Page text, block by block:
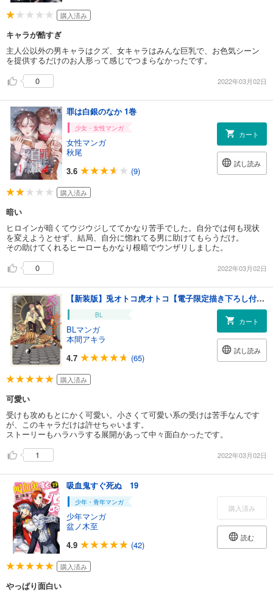
購入済み
キャラが酷すぎ
主人公以外の男キャラはクズ、女キャラはみんな巨乳で、お色気シーン
を提供するだけのお人形って感じでつまらなかったです。
0
2022年03月02日
罪は白銀のなか 1巻
少女・女性マンガ
女性マンガ
秋尾
3.6
(9)
カート
試し読み
購入済み
暗い
ヒロインが暗くてウジウジしててかなり苦手でした。自分では何も現状
を変えようとせず、結局、自分に惚れてる男に助けてもらうだけ。
その助けてくれるヒーローもかなり根暗でウンザリしました。
0
2022年03月02日
【新装版】兎オトコ虎オトコ【電子限定描き下ろし付き】 4巻
BL
BLマンガ
本間アキラ
4.7
(65)
カート
試し読み
購入済み
可愛い
受けも攻めもとにかく可愛い。小さくて可愛い系の受けは苦手なんです
が、このキャラだけは許せちゃいます。
ストーリーもハラハラする展開があって中々面白かったです。
1
2022年03月02日
吸血鬼すぐ死ぬ 19
少年・青年マンガ
少年マンガ
盆ノ木至
4.9
(42)
購入済み
読む
購入済み
やっぱり面白い